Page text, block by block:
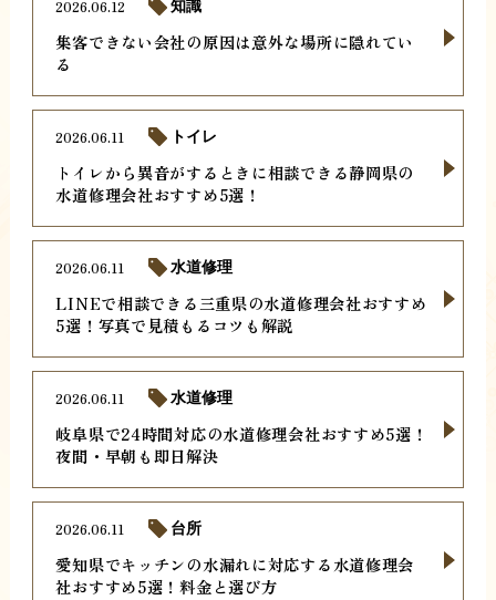
集客できない会社の原因は意外な場所に隠れてい
る
2026.06.12 知識
トイレから異音がするときに相談できる静岡県の
水道修理会社おすすめ5選！
2026.06.11 トイレ
LINEで相談できる三重県の水道修理会社おすすめ
5選！写真で見積もるコツも解説
2026.06.11 水道修理
岐阜県で24時間対応の水道修理会社おすすめ5選！
夜間・早朝も即日解決
2026.06.11 水道修理
愛知県でキッチンの水漏れに対応する水道修理会
社おすすめ5選！料金と選び方
2026.06.11 台所